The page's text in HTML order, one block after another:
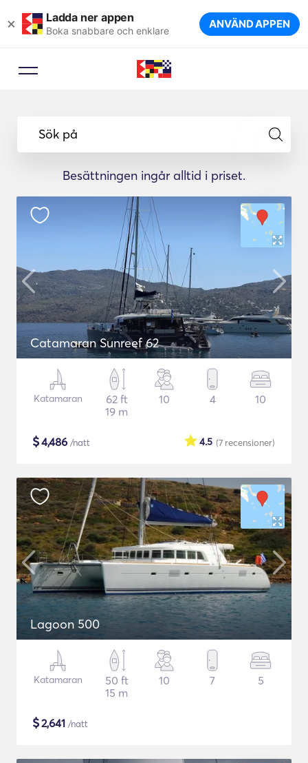
× Ladda ner appen
Boka snabbare och enklare ANVÄND APPEN
Sök på
Besättningen ingår alltid i priset.
Catamaran Sunreef 62
Katamaran
62 ft
19 m
10 4 10
$4,486 /natt (7 recensioner)
4.5
Lagoon 500
Katamaran
50 ft
15 m
10 7 5
$2,641 /natt